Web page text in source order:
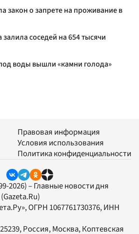
закон о запрете на проживание в
соседей на 654 тысячи
воды вышли «камни голода»
Правовая информация
Условия использования
Политика конфиденциальности
2026) – Главные новости дня
(Gazeta.Ru)
, ОГРН 1067761730376, ИНН
Россия, Москва, Коптевская